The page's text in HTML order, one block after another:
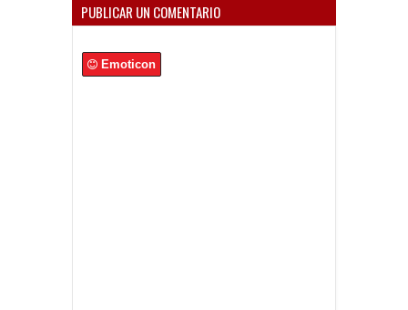
PUBLICAR UN COMENTARIO
Emoticon